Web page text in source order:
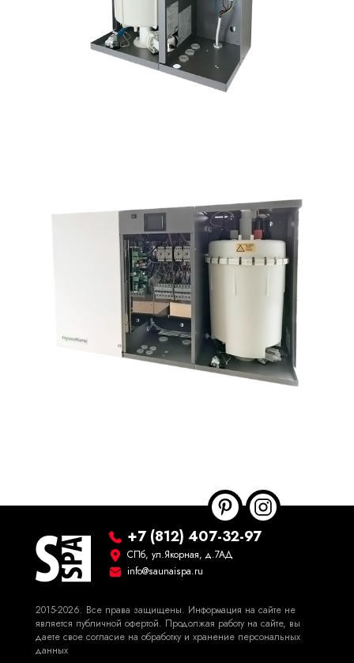
+7 (812) 407-32-97
СПб, ул.Якорная, д.7АД
info@saunaispa.ru
2015-2026. Все права защищены. Информация на сайте не
является публичной офертой. Продолжая работу на сайте, вы
даете свое согласие на обработку и хранение персональных
данных